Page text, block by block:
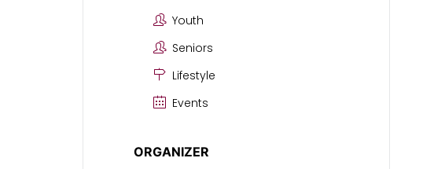
Youth
Seniors
Lifestyle
Events
ORGANIZER